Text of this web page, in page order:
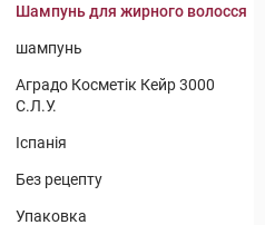
Шампунь для жирного волосся
шампунь
Аградо Косметік Кейр 3000
С.Л.У.
Іспанія
Без рецепту
Упаковка